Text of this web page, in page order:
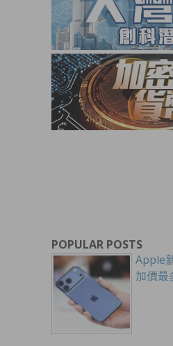
POPULAR POSTS
Apple
加價最